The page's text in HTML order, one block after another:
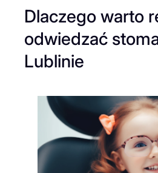
Dlaczego warto
odwiedzać
Lublinie